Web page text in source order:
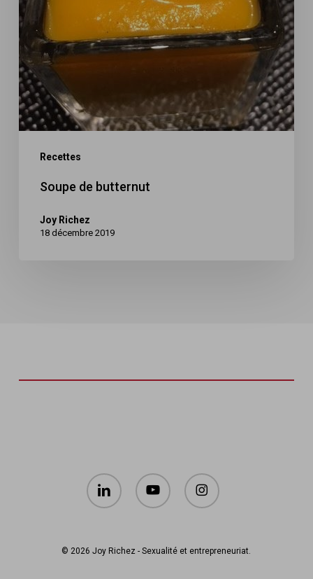
Recettes
Soupe de butternut
Joy Richez
18 décembre 2019
linkedin youtube instagram
© 2026 Joy Richez - Sexualité et entrepreneuriat.